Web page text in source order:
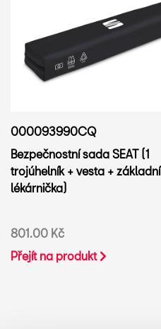
000093990CQ
Bezpečnostní sada SEAT (1
trojúhelník + vesta + základní
lékárnička)
801.00 Kč
Přejít na produkt